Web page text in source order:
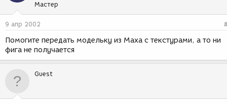
е
м
ы
д
и
Мастер
9 апр 2002
Помогите передать модельку из Маха с текстурами, а то ни
фига не получается
Guest